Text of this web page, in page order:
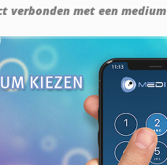
verbonden met een medium